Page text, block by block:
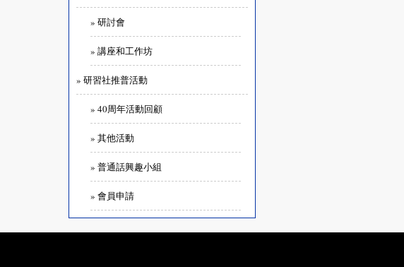
» 研討會
» 講座和工作坊
» 研習社推普活動
» 40周年活動回顧
» 其他活動
» 普通話興趣小組
» 會員申請